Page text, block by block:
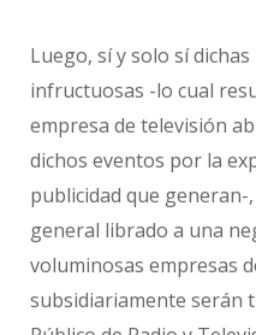
Luego, sí y solo sí
infructuosas -lo cual
empresa de televisión
dichos eventos por la
publicidad que
general librado a una
voluminosas empresas
subsidiariamente serán